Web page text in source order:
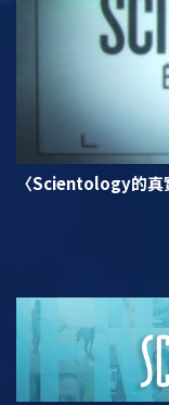
〈Scientology的真